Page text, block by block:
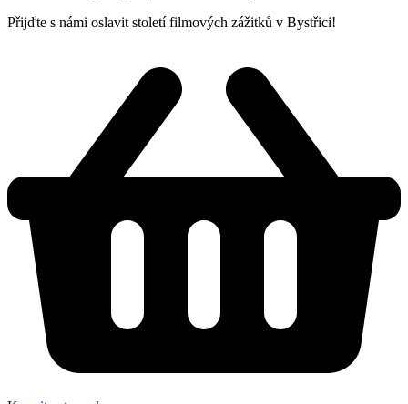
Přijďte s námi oslavit století filmových zážitků v Bystřici!